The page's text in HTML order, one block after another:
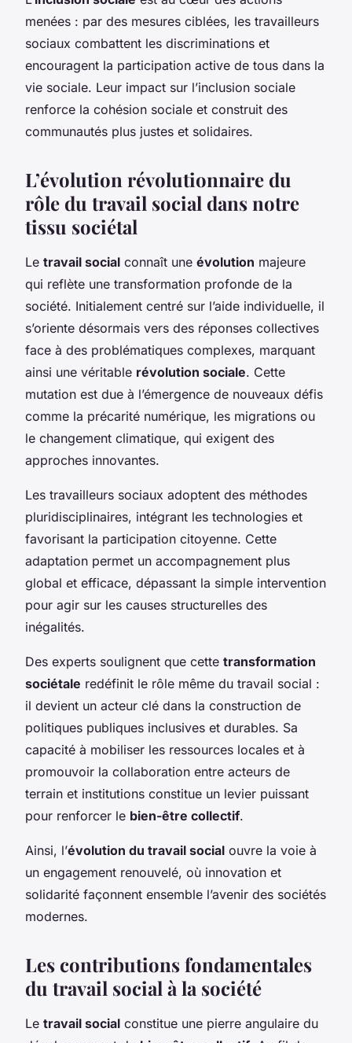
menées : par des mesures ciblées, les travailleurs
sociaux combattent les discriminations et
encouragent la participation active de tous dans la
vie sociale. Leur impact sur l’inclusion sociale
renforce la cohésion sociale et construit des
communautés plus justes et solidaires.
L’évolution révolutionnaire du
rôle du travail social dans notre
tissu sociétal
Le travail social connaît une évolution majeure
qui reflète une transformation profonde de la
société. Initialement centré sur l’aide individuelle, il
s’oriente désormais vers des réponses collectives
face à des problématiques complexes, marquant
ainsi une véritable révolution sociale. Cette
mutation est due à l’émergence de nouveaux défis
comme la précarité numérique, les migrations ou
le changement climatique, qui exigent des
approches innovantes.
Les travailleurs sociaux adoptent des méthodes
pluridisciplinaires, intégrant les technologies et
favorisant la participation citoyenne. Cette
adaptation permet un accompagnement plus
global et efficace, dépassant la simple intervention
pour agir sur les causes structurelles des
inégalités.
Des experts soulignent que cette transformation
sociétale redéfinit le rôle même du travail social :
il devient un acteur clé dans la construction de
politiques publiques inclusives et durables. Sa
capacité à mobiliser les ressources locales et à
promouvoir la collaboration entre acteurs de
terrain et institutions constitue un levier puissant
pour renforcer le bien-être collectif.
Ainsi, l’évolution du travail social ouvre la voie à
un engagement renouvelé, où innovation et
solidarité façonnent ensemble l’avenir des sociétés
modernes.
Les contributions fondamentales
du travail social à la société
Le travail social constitue une pierre angulaire du